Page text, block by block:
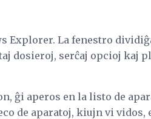
Explorer. La fenestro
dosieroj, serĉaj opcioj kaj
ĝi aperos en la listo de
de aparatoj, kiujn vi vidos,